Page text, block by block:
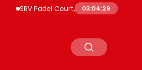
SRV Padel Court, Türkiye’de Padel
03:04:30